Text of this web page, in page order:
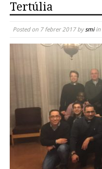
Tertúlia
Posted on 7 febrer 2017bysmiin